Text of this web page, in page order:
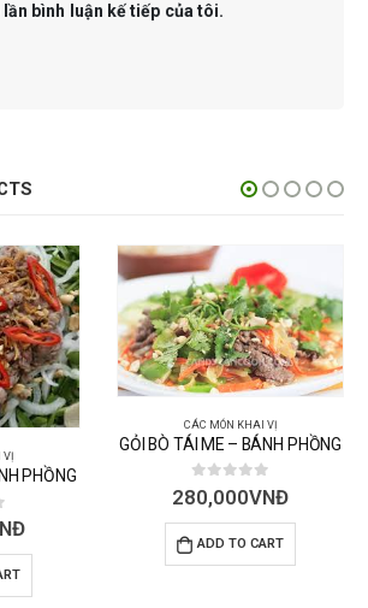
bình luận kế tiếp của tôi.
VỊ
PHỒNG
CÁC MÓN KHAI VỊ
GỎI BÒ TÁI ME – BÁNH PHỒNG
0out of 5
280,000VNĐ
ADD TO CART